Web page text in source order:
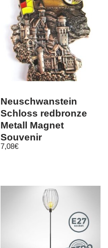
Neuschwanstein
Schloss redbronze
Metall Magnet
Souvenir
Deutschland
7,08€